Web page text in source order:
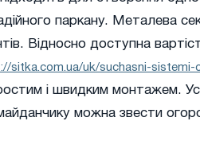
паркану. Металева
Відносно доступна
sitka.com.ua/uk/suchasni-
і швидким монтажем.
можна звести